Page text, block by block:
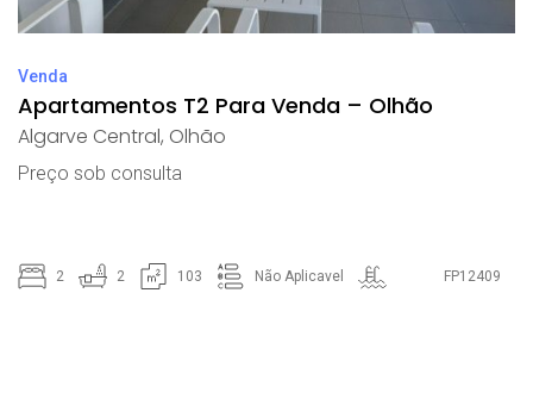
Venda
Apartamentos T2 Para Venda – Olhão
Algarve Central, Olhão
Preço sob consulta
2 2 103 Não Aplicavel FP12409